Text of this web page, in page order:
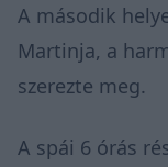
A második
Martinja, a
szerezte meg.
A spái 6 órás